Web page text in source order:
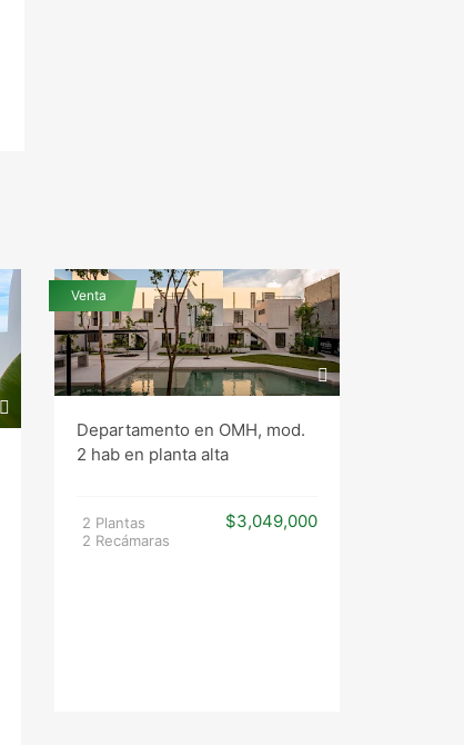
Venta
Departamento en OMH, mod.
2 hab en planta alta
2 Plantas
2 Recámaras
$3,049,000